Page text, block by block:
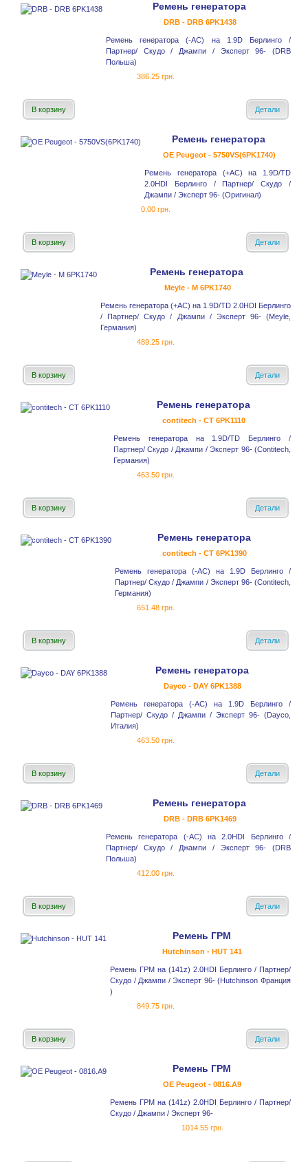
Ремень генератора
DRB - DRB 6PK1438
Ремень генератора (-AC) на 1.9D Берлинго /
Партнер/ Скудо / Джампи / Эксперт 96- (DRB
Польша)
386.25 грн.
В корзину Детали
Ремень генератора
OE Peugeot - 5750VS(6PK1740)
Ремень генератора (+AC) на 1.9D/TD
2.0HDI Берлинго / Партнер/ Скудо /
Джампи / Эксперт 96- (Оригинал)
0.00 грн.
В корзину Детали
Ремень генератора
Meyle - M 6PK1740
Ремень генератора (+AC) на 1.9D/TD 2.0HDI Берлинго
/ Партнер/ Скудо / Джампи / Эксперт 96- (Meyle,
Германия)
489.25 грн.
В корзину Детали
Ремень генератора
contitech - CT 6PK1110
Ремень генератора на 1.9D/TD Берлинго /
Партнер/ Скудо / Джампи / Эксперт 96- (Contitech,
Германия)
463.50 грн.
В корзину Детали
Ремень генератора
contitech - CT 6PK1390
Ремень генератора (-AC) на 1.9D Берлинго /
Партнер/ Скудо / Джампи / Эксперт 96- (Contitech,
Германия)
651.48 грн.
В корзину Детали
Ремень генератора
Dayco - DAY 6PK1388
Ремень генератора (-AC) на 1.9D Берлинго /
Партнер/ Скудо / Джампи / Эксперт 96- (Dayco,
Италия)
463.50 грн.
В корзину Детали
Ремень генератора
DRB - DRB 6PK1469
Ремень генератора (-AC) на 2.0HDI Берлинго /
Партнер/ Скудо / Джампи / Эксперт 96- (DRB
Польша)
412.00 грн.
В корзину Детали
Ремень ГРМ
Hutchinson - HUT 141
Ремень ГРМ на (141z) 2.0HDI Берлинго / Партнер/
Скудо / Джампи / Эксперт 96- (Hutchinson Франция
)
849.75 грн.
В корзину Детали
Ремень ГРМ
OE Peugeot - 0816.A9
Ремень ГРМ на (141z) 2.0HDI Берлинго / Партнер/
Скудо / Джампи / Эксперт 96-
1014.55 грн.